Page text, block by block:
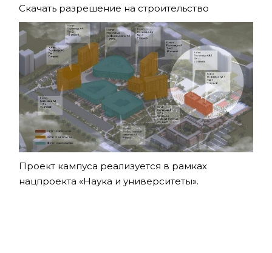
Скачать разрешение на строительство
Проект кампуса реализуется в рамках
нацпроекта «Наука и университеты».